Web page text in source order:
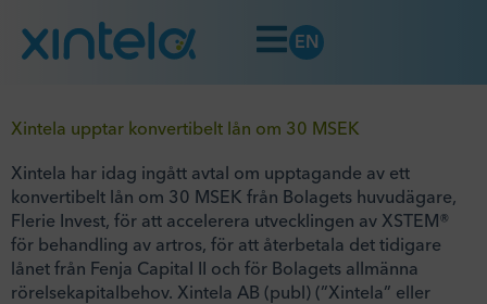
EN
Xintela upptar konvertibelt lån om 30 MSEK
Xintela har idag ingått avtal om upptagande av ett
konvertibelt lån om 30 MSEK från Bolagets huvudägare,
Flerie Invest, för att accelerera utvecklingen av XSTEM®
för behandling av artros, för att återbetala det tidigare
lånet från Fenja Capital II och för Bolagets allmänna
rörelsekapitalbehov. Xintela AB (publ) (”Xintela” eller